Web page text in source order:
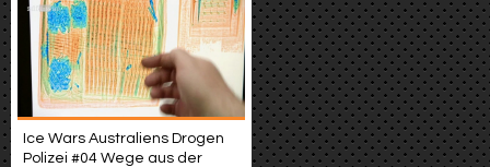
Ice Wars Australiens Drogen
Polizei #04 Wege aus der